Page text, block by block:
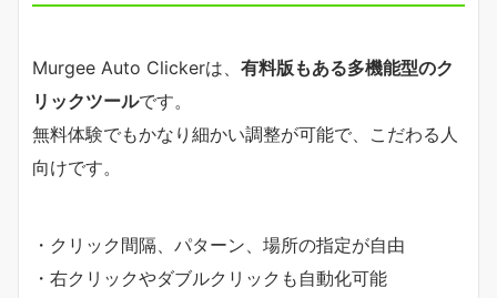
Murgee Auto Clickerは、 有料版もある多機能型のク
リックツールです。
無料体験でもかなり細かい調整が可能で、こだわる人
向けです。
・クリック間隔、パターン、場所の指定が自由
・右クリックやダブルクリックも自動化可能